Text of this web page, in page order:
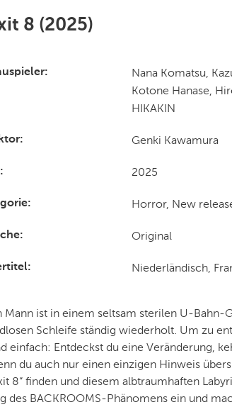
8 (2025)
Nana Komatsu,
Kotone Hanase,
HIKAKIN
Genki Kawamura
2025
Horror, New
Original
Niederländisch,
Mann ist in einem seltsam sterilen U-Bahn-
Schleife ständig wiederholt. Um zu
einfach: Entdeckst du eine Veränderung,
du auch nur einen einzigen Hinweis
8“ finden und diesem albtraumhaften
des BACKROOMS-Phänomens ein und